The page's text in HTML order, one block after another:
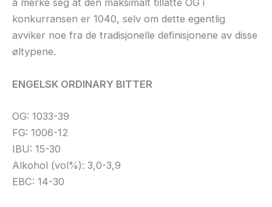
å merke seg at den maksimalt tillatte OG i
konkurransen er 1040, selv om dette egentlig
avviker noe fra de tradisjonelle definisjonene av disse
øltypene.
ENGELSK ORDINARY BITTER
OG: 1033-39
FG: 1006-12
IBU: 15-30
Alkohol (vol%): 3,0-3,9
EBC: 14-30